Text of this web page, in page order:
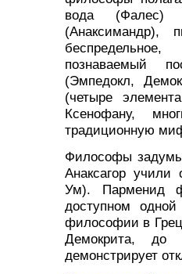
вода (Фалес)
(Анаксимандр),
познаваемый
(Эмпедокл,
(четыре
Ксенофану,
традиционную
Философы
Анаксагор
Ум). Парменид
доступном
философии в
Демокрита,
демонстрирует